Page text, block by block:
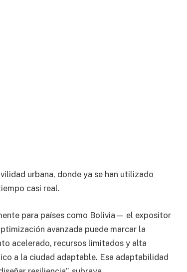
urbana, donde ya se han utilizado
casi real.
para países como Bolivia— el expositor
avanzada puede marcar la
acelerado, recursos limitados y alta
a la ciudad adaptable. Esa adaptabilidad